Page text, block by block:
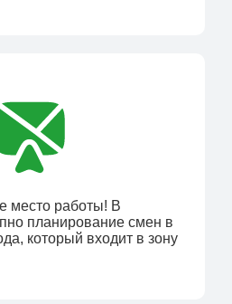
место работы! В
планирование смен в
который входит в зону